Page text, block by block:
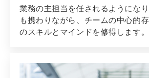
業務の主担当を任されるようにな
も携わりながら、チームの中心的
のスキルとマインドを修得します。